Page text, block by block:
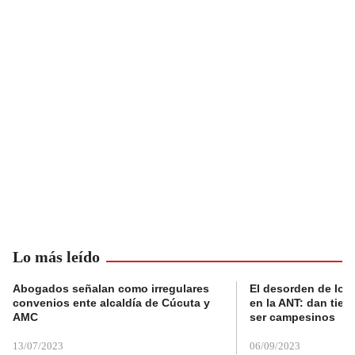
Lo más leído
Abogados señalan como irregulares
convenios ente alcaldía de Cúcuta y
AMC
13/07/2023
El desorden de
en la ANT: dan
ser campesinos
06/09/2023